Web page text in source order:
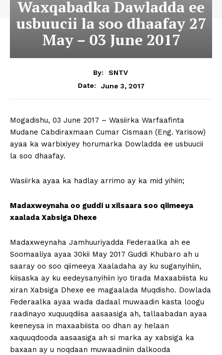
Waxqabadka Dawladda ee
usbuucii la soo dhaafay 27
May – 03 June 2017
By:
SNTV
Date:
June 3, 2017
Mogadishu, 03 June 2017 – Wasiirka Warfaafinta
Mudane Cabdiraxmaan Cumar Cismaan (Eng. Yarisow)
ayaa ka warbixiyey horumarka Dowladda ee usbuucii
la soo dhaafay.
Wasiirka ayaa ka hadlay arrimo ay ka mid yihiin;
Madaxweynaha oo guddi u xilsaara soo qiimeeya
xaalada Xabsiga Dhexe
Madaxweynaha Jamhuuriyadda Federaalka ah ee
Soomaaliya ayaa 30kii May 2017 Guddi Khubaro ah u
saaray oo soo qiimeeya Xaaladaha ay ku suganyihiin,
kiisaska ay ku eedeysanyihiin iyo tirada Maxaabiista ku
xiran Xabsiga Dhexe ee magaalada Muqdisho. Dowlada
Federaalka ayaa wada dadaal muwaadin kasta loogu
raadinayo xuquuqdiisa aasaasiga ah, tallaabadan ayaa
keeneysa in maxaabiista oo dhan ay helaan
xaquuqdooda aasaasiga ah si marka ay xabsiga ka
baxaan ay u noqdaan muwaadiniin dalkooda